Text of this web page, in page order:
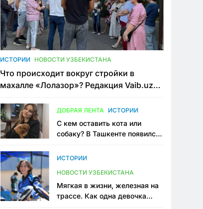
ИСТОРИИ НОВОСТИ УЗБЕКИСТАНА
Что происходит вокруг стройки в
махалле «Лолазор»? Редакция Vaib.uz
конфликта
ДОБРАЯ ЛЕНТА ИСТОРИИ
С кем оставить кота или
собаку? В Ташкенте появился
ИСТОРИИ
НОВОСТИ УЗБЕКИСТАНА
Мягкая в жизни, железная на
трассе. Как одна девочка